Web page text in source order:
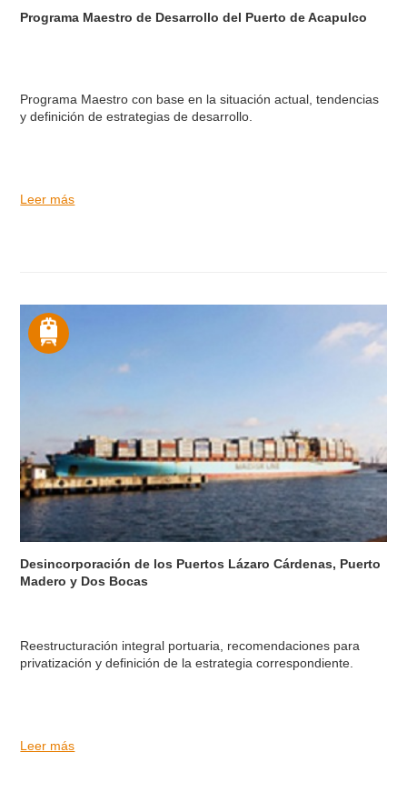
Programa Maestro de Desarrollo del Puerto de Acapulco
Programa Maestro con base en la situación actual, tendencias
y definición de estrategias de desarrollo.
Leer más
Desincorporación de los Puertos Lázaro Cárdenas, Puerto
Madero y Dos Bocas
Reestructuración integral portuaria, recomendaciones para
privatización y definición de la estrategia correspondiente.
Leer más